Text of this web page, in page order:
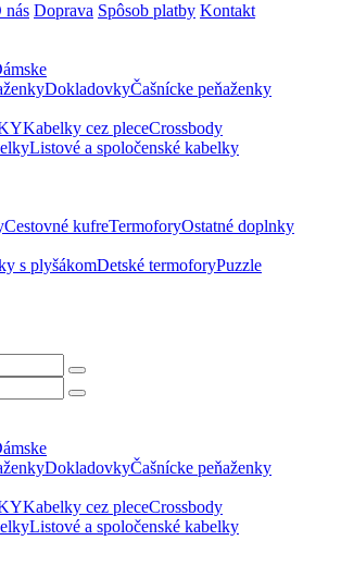
nás Doprava Spôsob platby Kontakt
DokladovkyČašnícke peňaženky
Kabelky cez pleceCrossbody
Listové a spoločenské kabelky
Cestovné kufreTermoforyOstatné doplnky
s plyšákomDetské termoforyPuzzle
DokladovkyČašnícke peňaženky
Kabelky cez pleceCrossbody
Listové a spoločenské kabelky